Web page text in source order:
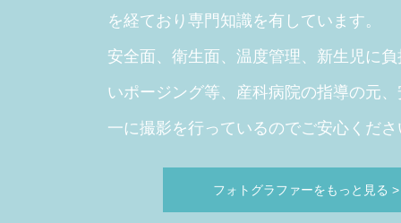
を経ており専門知識を有しています。
安全面、衛生面、温度管理、新生児に
いポージング等、産科病院の指導の元
一に撮影を行っているのでご安心くださ
フォトグラファーをもっと見る >